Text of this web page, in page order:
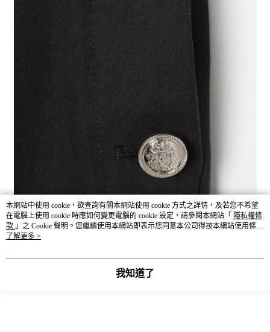
本網站中使用 cookie，欲查詢有關本網站使用 cookie 方式之詳情，及若您不希望
在電腦上使用 cookie 時應如何變更電腦的 cookie 設定，請參閱本網站「 隱私權條
款 」之 Cookie 聲明。您繼續使用本網站即表示您同意本公司得按本網站使用條款
之 Cookie 聲明使用 cookie。
了解更多 >
我知道了